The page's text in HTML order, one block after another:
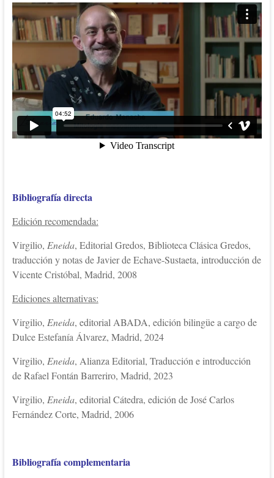
Bibliografía directa
Edición recomendada:
Virgilio, Eneida, Editorial Gredos, Biblioteca Clásica Gredos,
traducción y notas de Javier de Echave-Sustaeta, introducción de
Vicente Cristóbal, Madrid, 2008
Ediciones alternativas:
Virgilio, Eneida, editorial ABADA, edición bilingüe a cargo de
Dulce Estefanía Álvarez, Madrid, 2024
Virgilio, Eneida, Alianza Editorial, Traducción e introducción
de Rafael Fontán Barreriro, Madrid, 2023
Virgilio, Eneida, editorial Cátedra, edición de José Carlos
Fernández Corte, Madrid, 2006
Bibliografía complementaria